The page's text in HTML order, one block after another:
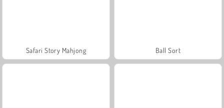
Safari Story Mahjong Ball Sort